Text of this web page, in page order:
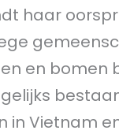
haar
en bomen
in Vietnam